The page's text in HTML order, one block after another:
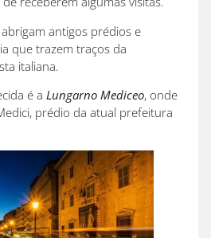
antigos prédios e
que trazem traços da
italiana.
é a Lungarno Mediceo, onde
prédio da atual prefeitura